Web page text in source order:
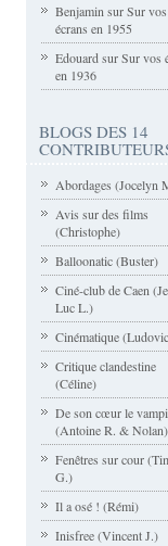
Benjamin surSur vos
écrans en 1955
EdouardsurSur vos
en 1936
BLOGS DES 14
Abordages (Jocelyn
Avis sur des films
(Christophe)
Balloonatic (Buster)
Ciné-club de Caen
Luc L.)
Cinématique
Critique clandestine
(Céline)
De son cœur le
(Antoine R. & Nolan)
Fenêtres sur cour
G.)
Il a osé ! (Rémi)
Inisfree (Vincent J.)